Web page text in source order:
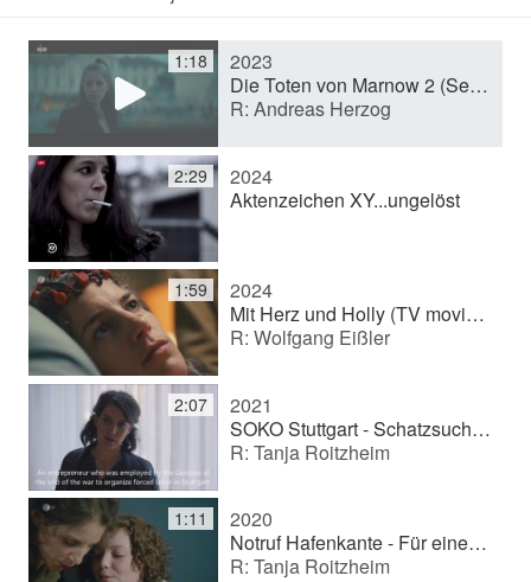
y
V
i
d
e
o
1:18
2023
Die Toten von Marnow 2 (Series)
R: Andreas Herzog
2:29
2024
Aktenzeichen XY...ungelöst
1:59
2024
Mit Herz und Holly (TV movie (series))
R: Wolfgang Eißler
2:07
2021
SOKO Stuttgart - Schatzsuche (TV series)
R: Tanja Roitzheim
1:11
2020
Notruf Hafenkante - Für eine handvoll Euro (TV series)
R: Tanja Roitzheim